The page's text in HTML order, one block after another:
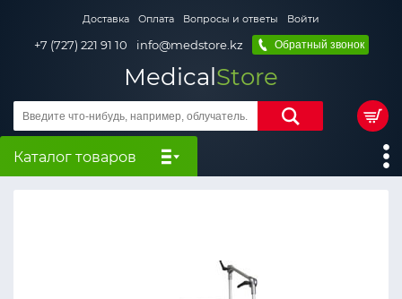
Доставка Оплата Вопросы и ответы Войти
+7 (727) 221 91 10 info@medstore.kz Обратный звонок
MedicalStore
Каталог товаров